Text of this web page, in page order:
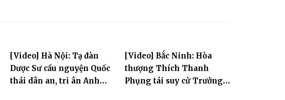
[Video] Hà Nội: Tạ đàn
Dược Sư cầu nguyện Quốc
thái dân an, tri ân Anh
[Video] Bắc Ninh: Hòa
thượng Thích Thanh
Phụng tái suy cử Trưởng